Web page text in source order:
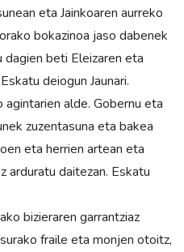
eta Jainkoaren aurreko
bokazinoa jaso dabenek
beti Eleizaren eta
deiogun Jaunari.
alde. Gobernu eta
zuzentasuna eta bakea
eta herrien artean eta
arduratu daitezan. Eskatu
bizieraren garrantziaz
fraile eta monjen otoitz,